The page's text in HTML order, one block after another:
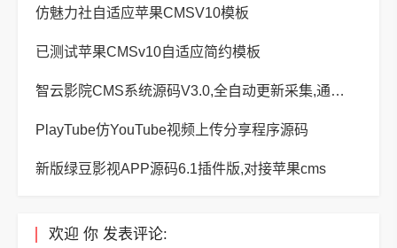
仿魅力社自适应苹果CMSV10模板
已测试苹果CMSv10自适应简约模板
智云影院CMS系统源码V3.0,全自动更新采集,通用API接口
PlayTube仿YouTube视频上传分享程序源码
新版绿豆影视APP源码6.1插件版,对接苹果cms
欢迎 你 发表评论: